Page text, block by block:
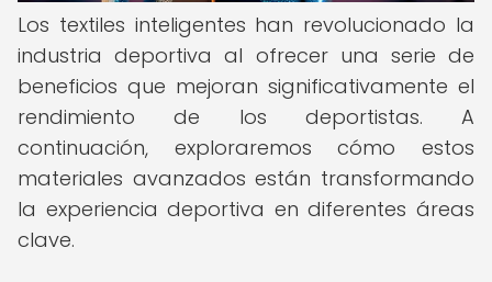
Los textiles inteligentes han revolucionado la
industria deportiva al ofrecer una serie de
beneficios que mejoran significativamente el
rendimiento de los deportistas. A
continuación, exploraremos cómo estos
materiales avanzados están transformando
la experiencia deportiva en diferentes áreas
clave.